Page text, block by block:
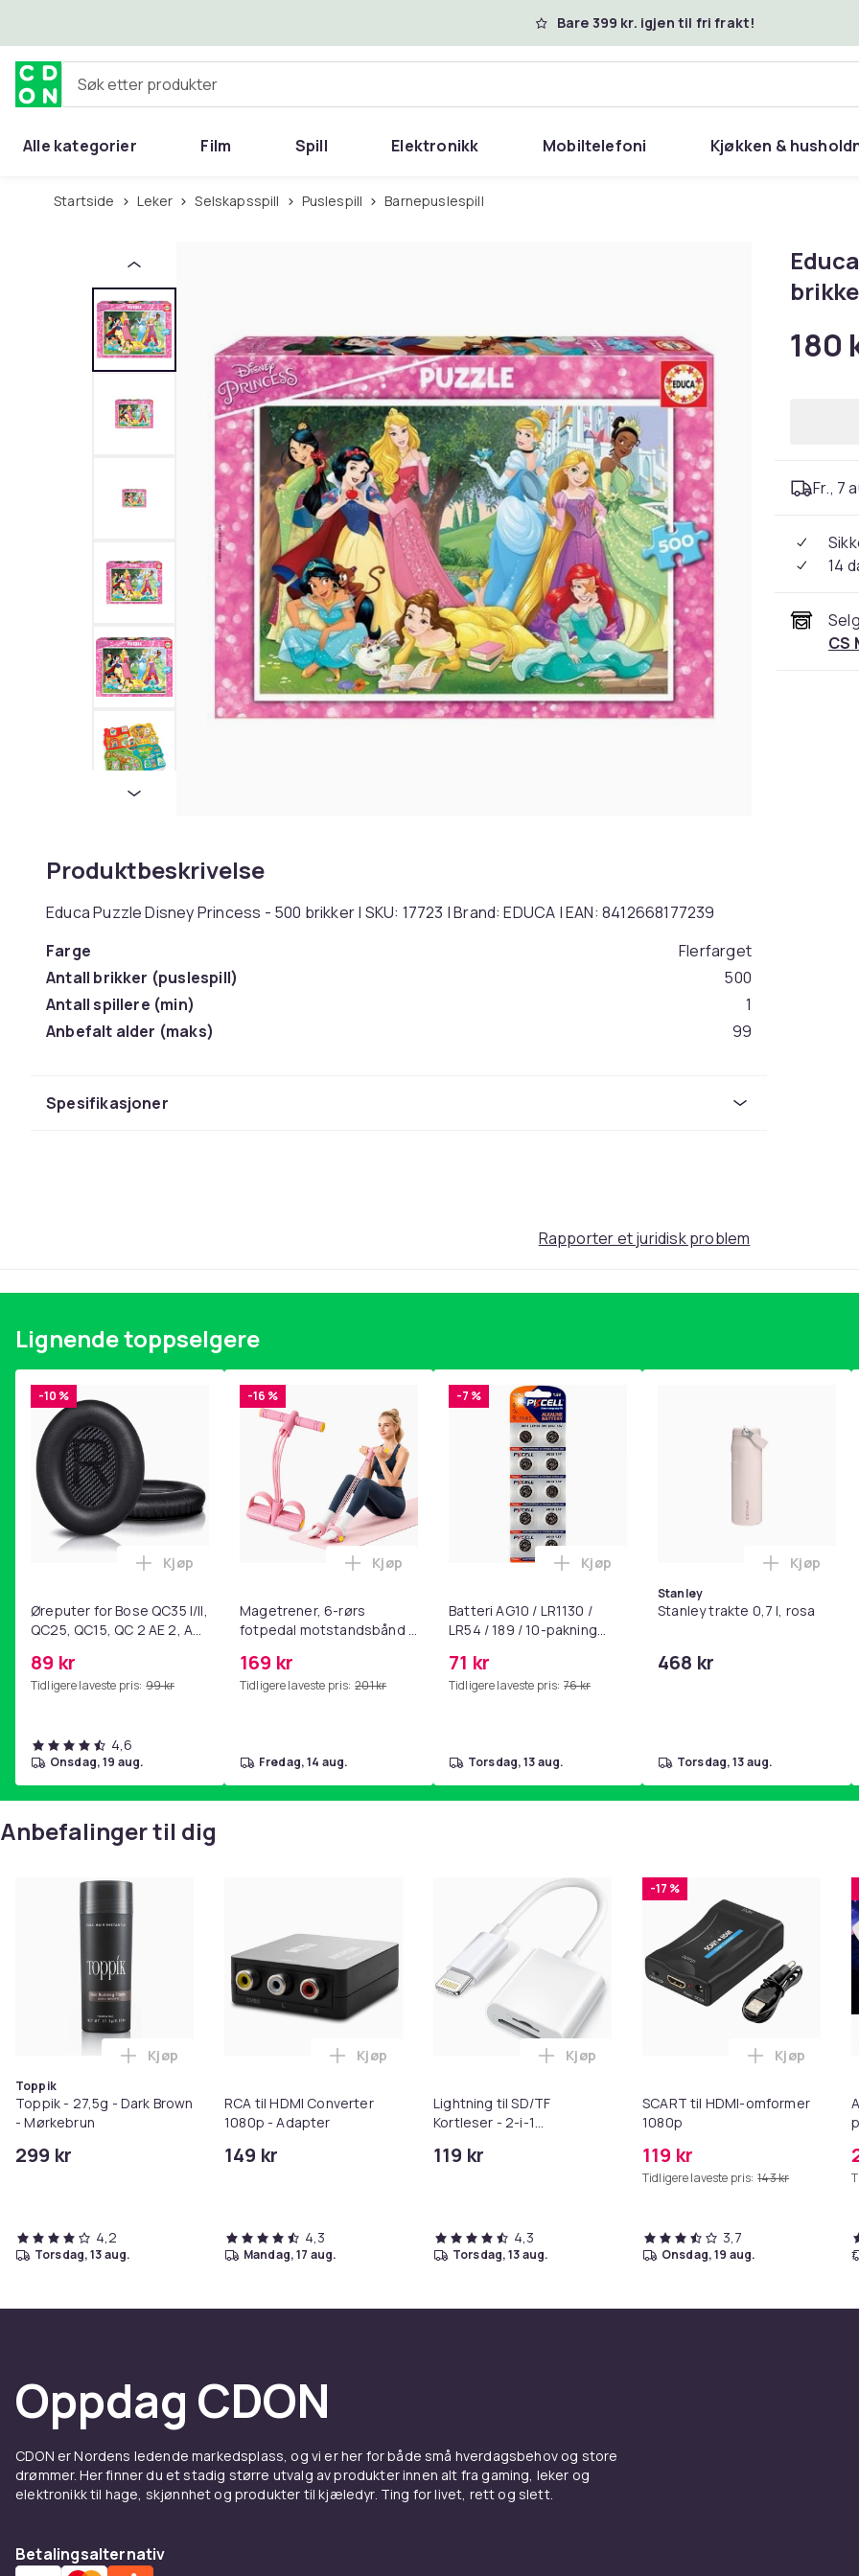
Bare 399 kr. igjen til fri frakt!
Søk etter produkter
Alle kategorier Film Spill Elektronikk Mobiltelefoni Kjøkken &
Startside Leker Selskapsspill Puslespill Barnepuslespill
Produktbeskrivelse
Educa Puzzle Disney Princess - 500 brikker | SKU: 17723 | Brand: EDUCA | EAN: 8412668177239
Farge
Flerfarget
Antall brikker (puslespill)
500
Antall spillere (min)
1
Anbefalt alder (maks)
99
Artikkel nr.
bd9b63cd-6416-4cbe-b950-12e2ad008a44
Spesifikasjoner
180
Fr., 7
14
CS
Rapporter et juridisk problem
Lignende toppselgere
-10 %
Øreputer for Bose QC35 I/II,
QC25, QC15, QC 2 AE 2, AE
SoundLink Black
89 kr
Tidligere laveste pris: 99 kr
Legg Øreputer for Bose QC35 I/II, QC25, QC15, QC 2 AE 2, AE 2i, AE 2w, SoundTrue, SoundLink Black i
Kjøp
4,6
onsdag, 19 aug.
-16 %
Magetrener, 6-rørs
fotpedal motstandsbånd -
yoga og
hjemmegymnastikk Pink
169 kr
Tidligere laveste pris: 201 kr
Legg Magetrener, 6-rørs fotpedal motstandsbånd - mage- og
Kjøp
fredag, 14 aug.
-7 %
Batteri AG10 / LR1130 /
LR54 / 189 / 10-pakning
71 kr
Tidligere laveste pris: 76 kr
Legg Batteri AG10 / LR1130 / LR54 / 189
Kjøp
torsdag, 13 aug.
Stanley
Stanley trakte 0,7 l, rosa
468 kr
Legg
Kjøp
torsdag, 13 aug.
Anbefalinger til dig
Toppik
Toppik - 27,5g - Dark Brown
- Mørkebrun
299 kr
Legg Toppik - 27,5g - Dark Brown - Mørkebrun i handlekurven
Kjøp
4,2
torsdag, 13 aug.
RCA til HDMI Converter
1080p - Adapter
149 kr
Legg RCA til HDMI Converter 1080p - Adapter i handlekurven
Kjøp
4,3
mandag, 17 aug.
Lightning til SD/TF
Kortleser - 2-i-1
iPhone/iPad
119 kr
Legg Lightning til SD/TF Kortleser - 2-i-1
Kjøp
4,3
torsdag, 13 aug.
-17 %
SCART til HDMI-omformer
1080p
119 kr
Tidligere laveste pris: 143 kr
Legg
Kjøp
3,7
onsdag, 19 aug.
Oppdag CDON
CDON er Nordens ledende markedsplass, og vi er her for både små hverdagsbehov og store
drømmer. Her finner du et stadig større utvalg av produkter innen alt fra gaming, leker og
elektronikk til hage, skjønnhet og produkter til kjæledyr. Ting for livet, rett og slett.
Betalingsalternativ